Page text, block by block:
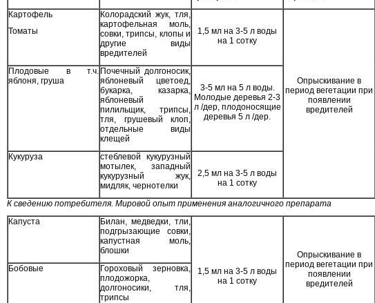
Картофель
Томаты
Колорадский жук, тля,
картофельная моль,
совки, трипсы, клопы и
другие виды
вредителей
1,5 мл на 3-5 л воды
на 1 сотку
Опрыскивание в
период вегетации при
появлении
вредителей
Плодовые в т.ч.
яблоня, груша
Почечный долгоносик,
яблоневый цветоед,
букарка, казарка,
яблоневый
пилильщик, трипсы,
тля, грушевый клоп,
отдельные виды
клещей
3-5 мл на 5 л воды.
Молодые деревья 2-3
л /дер, плодоносящие
деревья 5 л /дер.
Кукуруза
стеблевой кукурузный
мотылек, западный
кукурузный жук,
мидляк, чернотелки
2,5 мл на 3-5 л воды
на 1 сотку
К сведению потребителя. Мировой опыт применения аналогичного препарата
Капуста
Билан, медведки, тли,
подгрызающие совки,
капустная моль,
блошки
1,5 мл на 3-5 л воды
на 1 сотку
Опрыскивание в
период вегетации при
появлении
вредителей
Бобовые
Гороховый зерновка,
плодожорка,
долгоносики, тля,
трипсы